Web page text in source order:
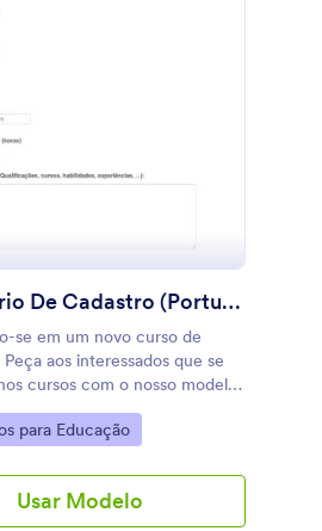
Estudante
Formulário De Cadastro (Português)
se em um novo curso de
aos interessados que se
cursos com o nosso modelo
para Educação
Usar Modelo